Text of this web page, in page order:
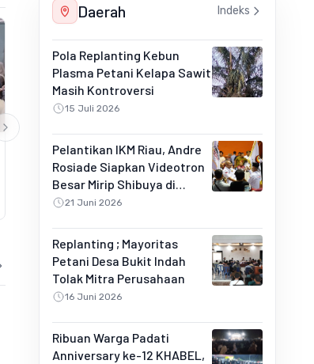
REGIONAL
Enam Helikopter Sudah Standby di
Riau untuk Gempur Karhutla
21 Juni 2026
Daerah Indeks
Pola Replanting Kebun
Plasma Petani Kelapa Sawit
Masih Kontroversi
15 Juli 2026
Pelantikan IKM Riau, Andre
Rosiade Siapkan Videotron
Besar Mirip Shibuya di
Pekanbaru
21 Juni 2026
Replanting ; Mayoritas
Petani Desa Bukit Indah
Tolak Mitra Perusahaan
16 Juni 2026
Ribuan Warga Padati
Anniversary ke-12 KHABEL,